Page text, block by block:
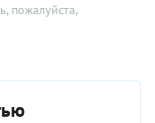
пожалуйста,